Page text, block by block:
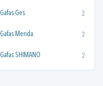
Gafas Ges 2
Gafas Merida 2
Gafas SHIMANO 2